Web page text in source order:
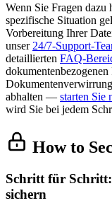
Wenn Sie Fragen
spezifische Situation
Vorbereitung Ihrer
unser24/7-Support-
detaillierten FAQ-
abhalten — starten Sie
wird Sie bei jedem
How to
Schritt für
sichern